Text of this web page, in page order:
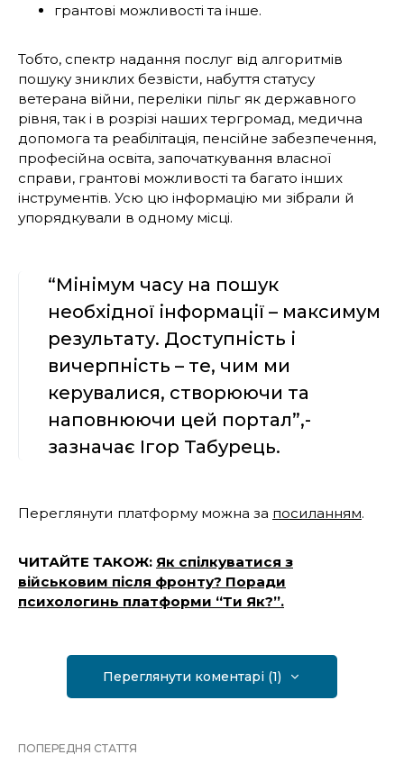
грантові можливості та інше.
Тобто, спектр надання послуг від алгоритмів
пошуку зниклих безвісти, набуття статусу
ветерана війни, переліки пільг як державного
рівня, так і в розрізі наших тергромад, медична
допомога та реабілітація, пенсійне забезпечення,
професійна освіта, започаткування власної
справи, грантові можливості та багато інших
інструментів. Усю цю інформацію ми зібрали й
упорядкували в одному місці.
“Мінімум часу на пошук
необхідної інформації – максимум
результату. Доступність і
вичерпність – те, чим ми
керувалися, створюючи та
наповнюючи цей портал”,-
зазначає Ігор Табурець.
Переглянути платформу можна за посиланням.
ЧИТАЙТЕ ТАКОЖ: Як спілкуватися з
військовим після фронту? Поради
психологинь платформи “Ти Як?”.
Переглянути коментарі (1)
ПОПЕРЕДНЯ СТАТТЯ